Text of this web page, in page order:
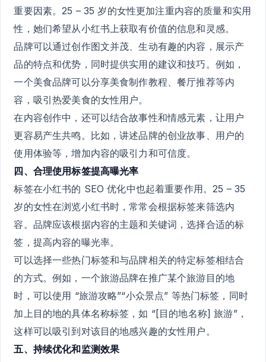
重要因素。25 – 35 岁的女性更加注重内容的质量和实用
性，她们希望从小红书上获取有价值的信息和灵感。
品牌可以通过创作图文并茂、生动有趣的内容，展示产
品的特点和优势，同时提供实用的建议和技巧。例如，
一个美食品牌可以分享美食制作教程、餐厅推荐等内
容，吸引热爱美食的女性用户。
在内容创作中，还可以结合故事性和情感元素，让用户
更容易产生共鸣。比如，讲述品牌的创业故事、用户的
使用体验等，增加内容的吸引力和可信度。
四、合理使用标签提高曝光率
标签在小红书的 SEO 优化中也起着重要作用。25 – 35
岁的女性在浏览小红书时，常常会根据标签来筛选内
容。品牌应该根据内容的主题和关键词，选择合适的标
签，提高内容的曝光率。
可以选择一些热门标签和与品牌相关的特定标签相结合
的方式。例如，一个旅游品牌在推广某个旅游目的地
时，可以使用 “旅游攻略”“小众景点” 等热门标签，同时
加上目的地的具体名称标签，如 “[目的地名称] 旅游”，
这样可以吸引到对该目的地感兴趣的女性用户。
五、持续优化和监测效果